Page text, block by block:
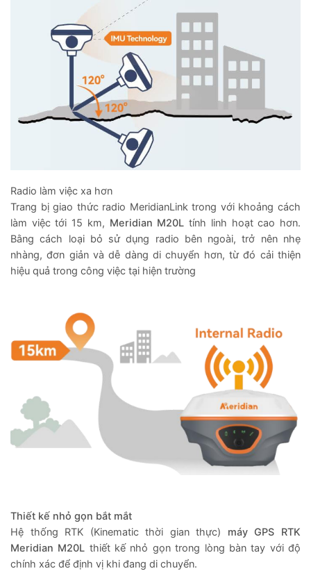
Radio làm việc xa hơn
Trang bị giao thức radio MeridianLink trong với khoảng cách
làm việc tới 15 km, Meridian M20Ltính linh hoạt cao hơn.
Bằng cách loại bỏ sử dụng radio bên ngoài, trở nên nhẹ
nhàng, đơn giản và dễ dàng di chuyển hơn, từ đó cải thiện
hiệu quả trong công việc tại hiện trường
Thiết kế nhỏ gọn bắt mắt
Hệ thống RTK (Kinematic thời gian thực) máy GPS RTK
Meridian M20L thiết kế nhỏ gọn trong lòng bàn tay với độ
chính xác để định vị khi đang di chuyển.